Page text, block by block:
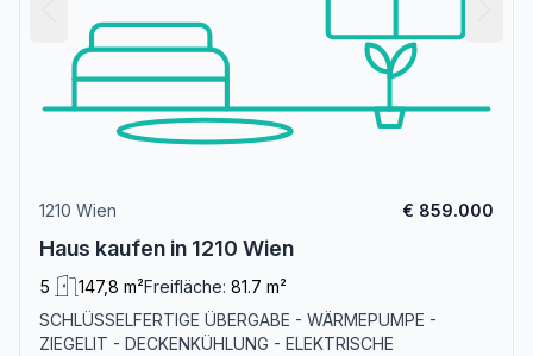
1210 Wien € 859.000
Haus kaufen in 1210 Wien
5 147,8 m²Freifläche: 81.7 m²
SCHLÜSSELFERTIGE ÜBERGABE - WÄRMEPUMPE -
ZIEGELIT - DECKENKÜHLUNG - ELEKTRISCHE